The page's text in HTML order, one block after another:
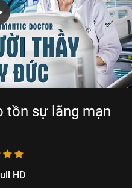
tồn sự lãng mạn
HD